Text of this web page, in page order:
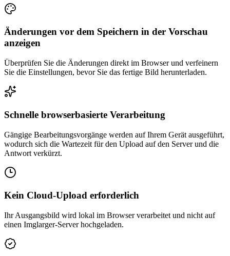
Änderungen vor dem Speichern in der Vorschau
anzeigen
Überprüfen Sie die Änderungen direkt im Browser und verfeinern
Sie die Einstellungen, bevor Sie das fertige Bild herunterladen.
Schnelle browserbasierte Verarbeitung
Gängige Bearbeitungsvorgänge werden auf Ihrem Gerät ausgeführt,
wodurch sich die Wartezeit für den Upload auf den Server und die
Antwort verkürzt.
Kein Cloud-Upload erforderlich
Ihr Ausgangsbild wird lokal im Browser verarbeitet und nicht auf
einen Imglarger-Server hochgeladen.